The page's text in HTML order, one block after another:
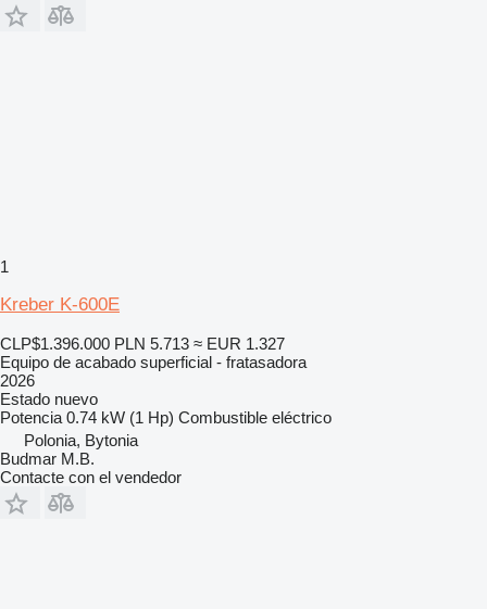
1
Kreber K-600E
CLP$1.396.000 PLN 5.713 ≈ EUR 1.327
Equipo de acabado superficial - fratasadora
2026
Estado nuevo
Potencia 0.74 kW (1 Hp) Combustible eléctrico
Polonia, Bytonia
Budmar M.B.
Contacte con el vendedor